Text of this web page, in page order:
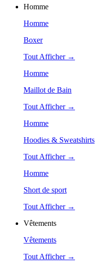
Homme
Homme
Boxer
Tout Afficher →
Homme
Maillot de Bain
Tout Afficher →
Homme
Hoodies & Sweatshirts
Tout Afficher →
Homme
Short de sport
Tout Afficher →
Vêtements
Vêtements
Tout Afficher →